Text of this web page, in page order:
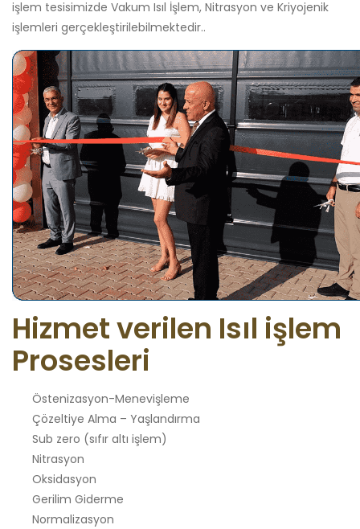
işlem tesisimizde Vakum Isıl İşlem, Nitrasyon ve Kriyojenik
işlemleri gerçekleştirilebilmektedir..
Hizmet verilen Isıl işlem
Prosesleri
Östenizasyon-Menevişleme
Çözeltiye Alma – Yaşlandırma
Sub zero (sıfır altı işlem)
Nitrasyon
Oksidasyon
Gerilim Giderme
Normalizasyon